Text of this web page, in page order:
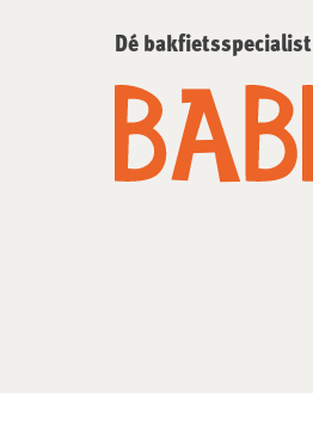
Dé bakfietsspecialist